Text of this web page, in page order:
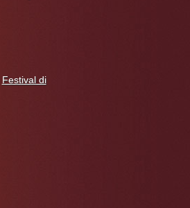
Festival di